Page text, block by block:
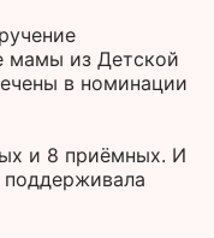
мамы из Детской
в номинации
и 8 приёмных. И
поддерживала